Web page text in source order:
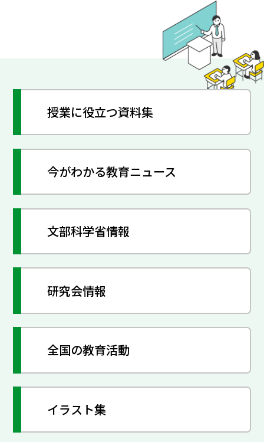
授業に役立つ資料集
今がわかる教育ニュース
文部科学省情報
研究会情報
全国の教育活動
イラスト集